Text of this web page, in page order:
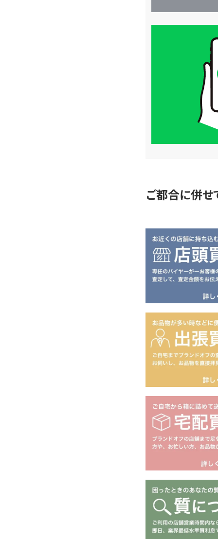
ご都合に併せ